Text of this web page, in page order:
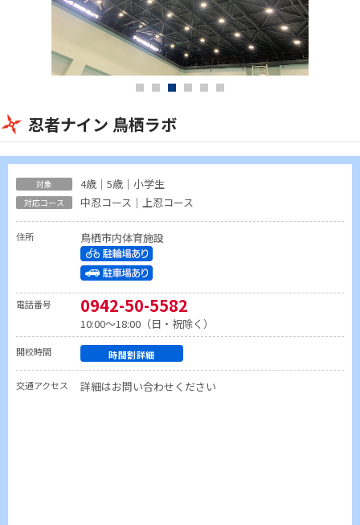
忍者ナイン 鳥栖ラボ
4歳｜5歳｜小学生
中忍コース｜上忍コース
住所 鳥栖市内体育施設
電話番号 0942-50-5582
10:00～18:00（日・祝除く）
開校時間 時間割詳細
交通アクセス 詳細はお問い合わせください